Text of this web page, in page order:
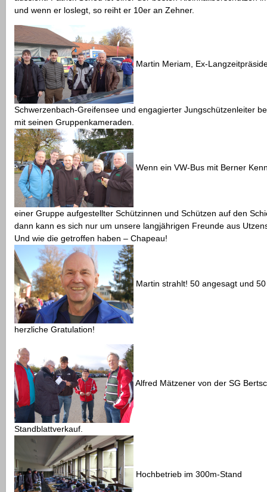
und wenn er loslegt, so reiht er 10er an Zehner.
Martin Meriam, Ex-
Schwerzenbach-Greifensee und engagierter Jungschützenleiter
mit seinen Gruppenkameraden.
Wenn ein VW-Bus mit Berner
einer Gruppe aufgestellter Schützinnen und Schützen auf den
dann kann es sich nur um unsere langjährigen Freunde aus
Und wie die getroffen haben – Chapeau!
Martin strahlt! 50 angesagt und
herzliche Gratulation!
Alfred Mätzener von der SG
Standblattverkauf.
Hochbetrieb im 300m-Stand